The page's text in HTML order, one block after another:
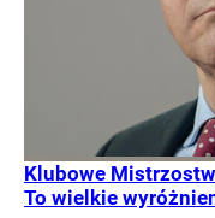
Klubowe
To wielkie